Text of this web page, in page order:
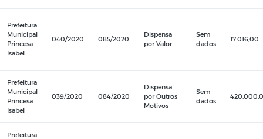
Prefeitura
Municipal
Princesa
Isabel
040/2020 085/2020
Dispensa
por Valor
Sem
dados
17.016,00
Prefeitura
Municipal
Princesa
Isabel
039/2020 084/2020
Dispensa
por Outros
Motivos
Sem
dados
Prefeitura